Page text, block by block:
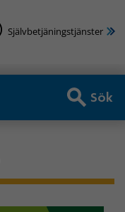
Självbetjäningstjänster
Sök